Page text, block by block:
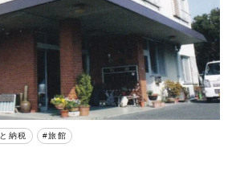
納税 旅館